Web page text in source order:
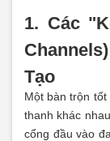
1. Các
Tạo
Một bàn trộn
thanh khác
cổng đầu vào